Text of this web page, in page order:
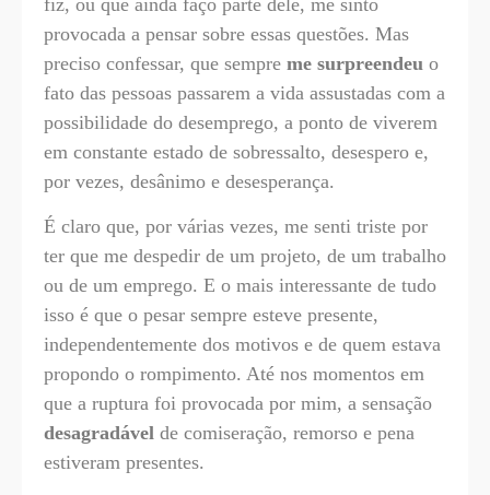
fiz, ou que ainda faço parte dele, me sinto
provocada a pensar sobre essas questões. Mas
preciso confessar, que sempre me surpreendeu o
fato das pessoas passarem a vida assustadas com a
possibilidade do desemprego, a ponto de viverem
em constante estado de sobressalto, desespero e,
por vezes, desânimo e desesperança.
É claro que, por várias vezes, me senti triste por
ter que me despedir de um projeto, de um trabalho
ou de um emprego. E o mais interessante de tudo
isso é que o pesar sempre esteve presente,
independentemente dos motivos e de quem estava
propondo o rompimento. Até nos momentos em
que a ruptura foi provocada por mim, a sensação
desagradável de comiseração, remorso e pena
estiveram presentes.